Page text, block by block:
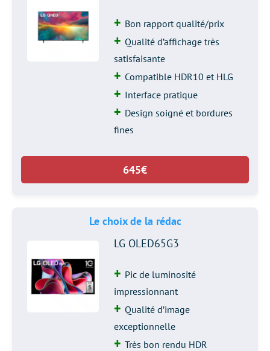
Bon rapport qualité/prix
Qualité d’affichage très
satisfaisante
Compatible HDR10 et HLG
Interface pratique
Design soigné et bordures
fines
645€
Le choix de la rédac
LG OLED65G3
Pic de luminosité
impressionnant
Qualité d’image
exceptionnelle
Très bon rendu HDR